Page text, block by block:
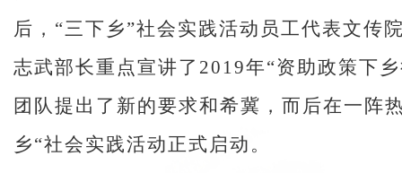
后， “三下乡”社会实践活动员工代表文传
志武部长重点宣讲了 2019年“资助政策下
团队提出了新的要求和希冀，而后在一阵
乡“社会实践活动正式启动。